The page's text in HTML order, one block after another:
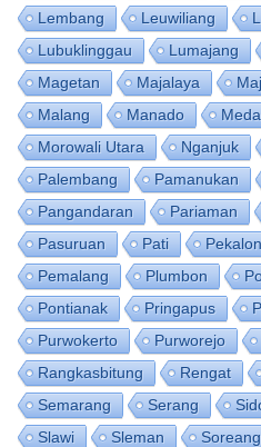
Lembang
Leuwiliang
Lubuklinggau
Lumajang
Magetan
Majalaya
Malang
Manado
Morowali Utara
Nganjuk
Palembang
Pamanukan
Pangandaran
Pariaman
Pasuruan
Pati
Pemalang
Plumbon
Pontianak
Pringapus
Purwokerto
Purworejo
Rangkasbitung
Rengat
Semarang
Serang
Slawi
Sleman Soreang